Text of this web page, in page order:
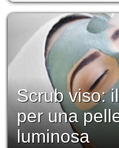
Scrub viso:
per una
luminosa